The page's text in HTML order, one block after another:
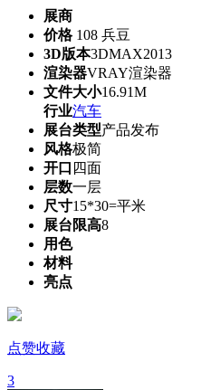
展商
价格108 兵豆
3D版本3DMAX2013
渲染器VRAY渲染器
文件大小16.91M
行业汽车
展台类型产品发布
风格极简
开口 四面
层数一层
尺寸15*30=平米
展台限高8
用色
材料
亮点
点赞收藏
3